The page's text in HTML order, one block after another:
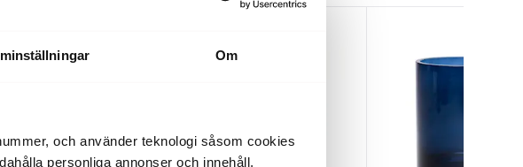
Om
och använder teknologi såsom cookies
personliga annonser och innehåll,